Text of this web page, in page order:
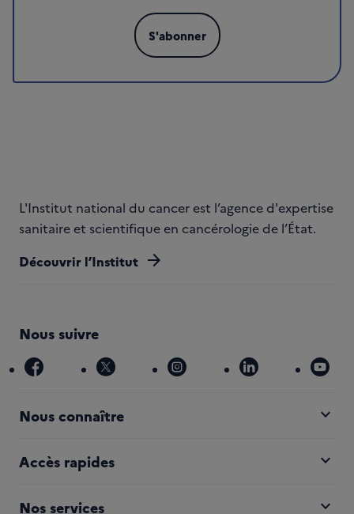
S'abonner
L'Institut national du cancer est l’agence d'expertise
sanitaire et scientifique en cancérologie de l’État.
Découvrir l’Institut arrow_forward
Nous suivre
facebook x instagram linkedin
Nous connaître expand_more
Accès rapides expand_more
Nos services expand_more